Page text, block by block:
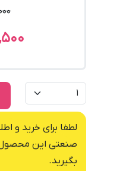
لطفا برای خرید و
صنعتی این
بگیرید.